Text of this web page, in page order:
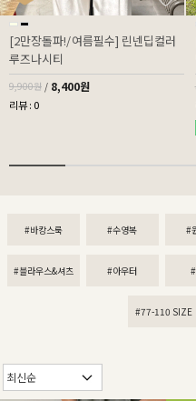
[2만장돌파!/여름필수] 린넨딥컬러
루즈나시티
9,900원 / 8,400원
리뷰 : 0
#바캉스룩 #수영복 #
#블라우스&셔츠 #아우터
#77-110 SIZE